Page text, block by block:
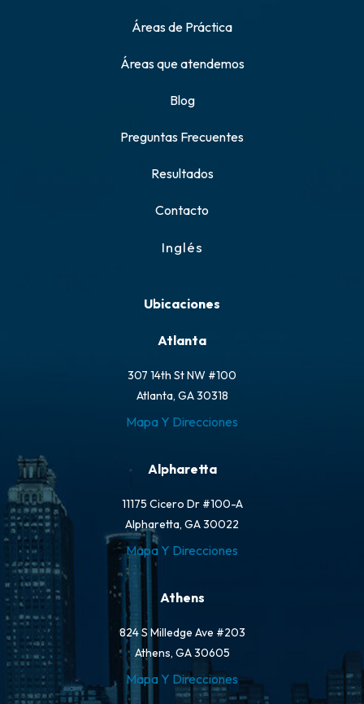
Áreas de Práctica
Áreas que atendemos
Blog
Preguntas Frecuentes
Resultados
Contacto
Inglés
Ubicaciones
Atlanta
307 14th St NW #100
Atlanta, GA 30318
Mapa Y Direcciones
Alpharetta
11175 Cicero Dr #100-A
Alpharetta, GA 30022
Mapa Y Direcciones
Athens
824 S Milledge Ave #203
Athens, GA 30605
Mapa Y Direcciones